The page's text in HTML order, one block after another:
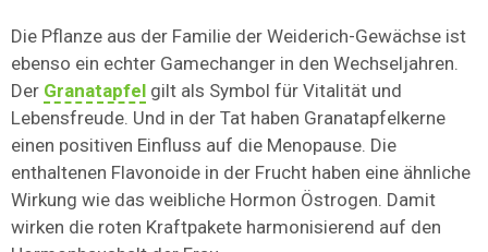
Die Pflanze aus der Familie der Weiderich-Gewächse ist
ebenso ein echter Gamechanger in den Wechseljahren.
Der Granatapfel gilt als Symbol für Vitalität und
Lebensfreude. Und in der Tat haben Granatapfelkerne
einen positiven Einfluss auf die Menopause. Die
enthaltenen Flavonoide in der Frucht haben eine ähnliche
Wirkung wie das weibliche Hormon Östrogen. Damit
wirken die roten Kraftpakete harmonisierend auf den